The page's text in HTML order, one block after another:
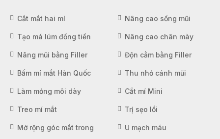
Cắt mắt hai mí Nâng cao sống mũi
Tạo má lúm đồng tiền Nâng cao chân mày
Nâng mũi bằng Filler Độn cằm bằng Filler
Bấm mí mắt Hàn Quốc Thu nhỏ cánh mũi
Làm mỏng môi dày Cắt mí Mini
Treo mí mắt Trị sẹo lồi
Mở rộng góc mắt trong U mạch máu